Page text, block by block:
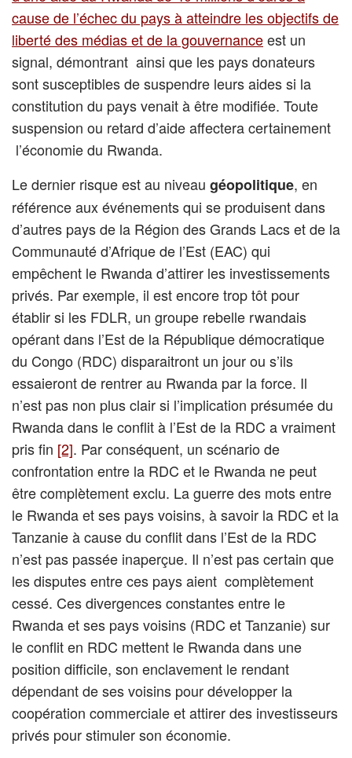
cause de l’échec du pays à atteindre les objectifs de
liberté des médias et de la gouvernanceest un
signal, démontrant ainsi que les pays donateurs
sont susceptibles de suspendre leurs aides si la
constitution du pays venait à être modifiée. Toute
suspension ou retard d’aide affectera certainement
l’économie du Rwanda.
Le dernier risque est au niveau géopolitique, en
référence aux événements qui se produisent dans
d’autres pays de la Région des Grands Lacs et de la
Communauté d’Afrique de l’Est (EAC) qui
empêchent le Rwanda d’attirer les investissements
privés. Par exemple, il est encore trop tôt pour
établir si les FDLR, un groupe rebelle rwandais
opérant dans l’Est de la République démocratique
du Congo (RDC) disparaitront un jour ou s’ils
essaieront de rentrer au Rwanda par la force. Il
n’est pas non plus clair si l’implication présumée du
Rwanda dans le conflit à l’Est de la RDC a vraiment
pris fin [2]. Par conséquent, un scénario de
confrontation entre la RDC et le Rwanda ne peut
être complètement exclu. La guerre des mots entre
le Rwanda et ses pays voisins, à savoir la RDC et la
Tanzanie à cause du conflit dans l’Est de la RDC
n’est pas passée inaperçue. Il n’est pas certain que
les disputes entre ces pays aient complètement
cessé. Ces divergences constantes entre le
Rwanda et ses pays voisins (RDC et Tanzanie) sur
le conflit en RDC mettent le Rwanda dans une
position difficile, son enclavement le rendant
dépendant de ses voisins pour développer la
coopération commerciale et attirer des investisseurs
privés pour stimuler son économie.